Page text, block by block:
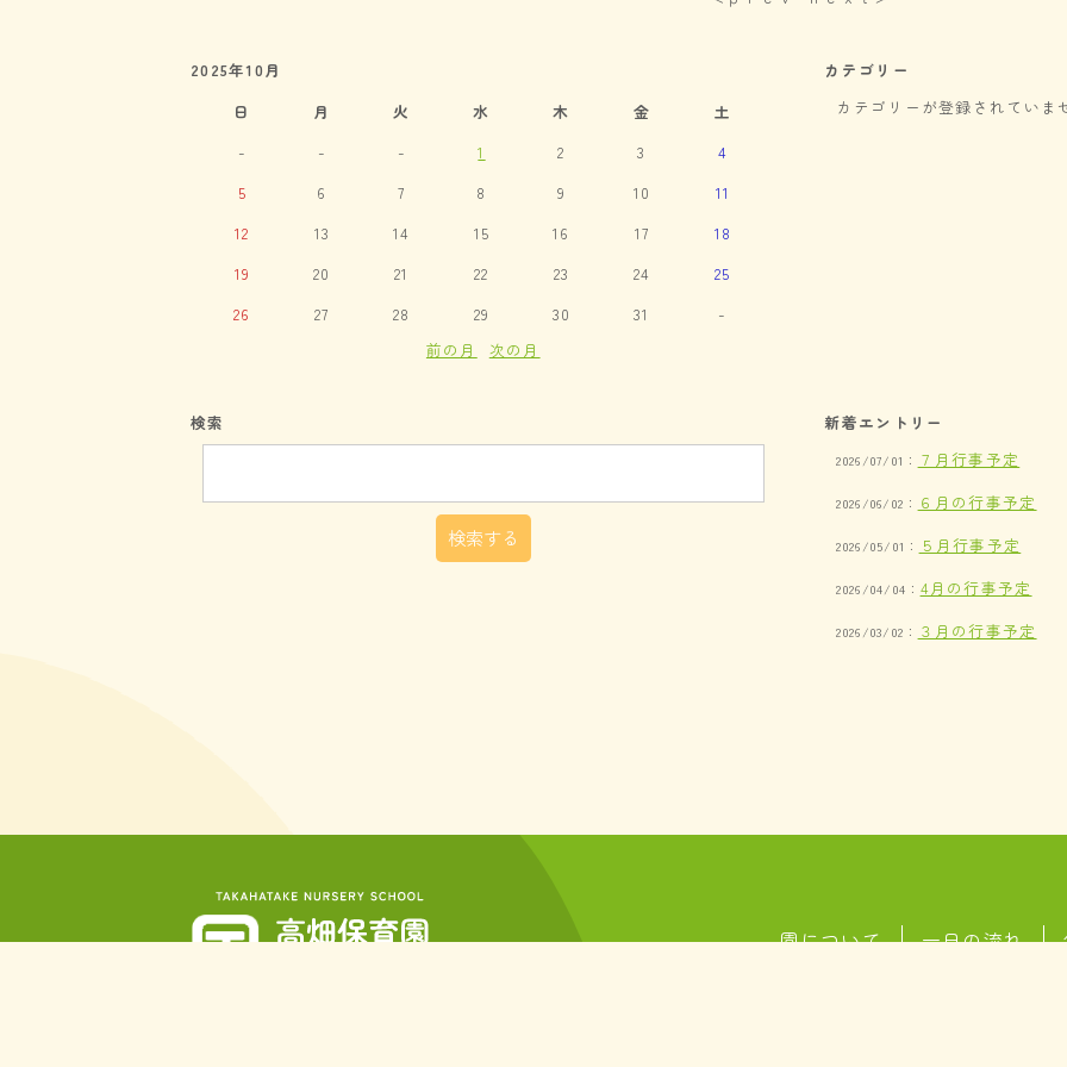
2025年10月
日
月 火 水 木 金
土
-
- - 1 2 3
4
5
6 7 8 9 10
11
12
13 14 15 16 17
18
19
20 21 22 23 24
25
26
27 28 29 30 31
-
前の月
次の月
カテゴリー
カテゴリーが登録されていま
検索 新着エントリー
2026/07/01： ７月行事予定
2026/06/02： ６月の行事予定
2026/05/01： ５月行事予定
2026/04/04： 4月の行事予定
2026/03/02： ３月の行事予定
園について 一日の流れ